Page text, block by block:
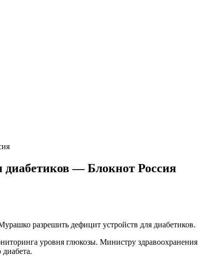
диабетиков — Блокнот Россия
разрешить дефицит устройств для диабетиков.
уровня глюкозы. Министру здравоохранения